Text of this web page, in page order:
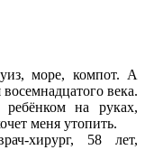
море, компот. А
века.
на руках,
меня утопить.
хирург, 58 лет,